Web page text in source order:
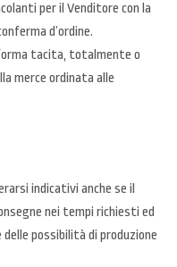
per il Venditore con la
d’ordine.
tacita, totalmente o
merce ordinata alle
indicativi anche se il
nei tempi richiesti ed
delle possibilità di produzione